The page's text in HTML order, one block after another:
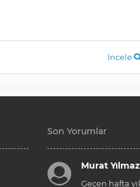
İncele
Son Yorumlar
Murat Yılmaz
Geçen hafta